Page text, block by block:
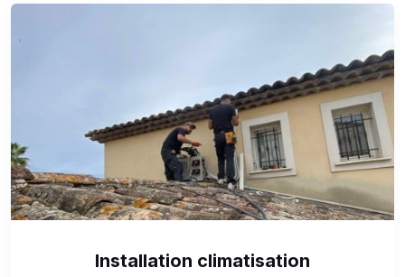
Installation climatisation